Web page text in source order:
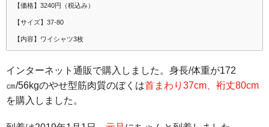
【価格】3240円（税込み）
【サイズ】37-80
【内容】ワイシャツ3枚
インターネット通販で購入しました。身長/体重が172
㎝/56kgのやせ型筋肉質のぼくは首まわり37cm、裄丈80cm
を購入しました。